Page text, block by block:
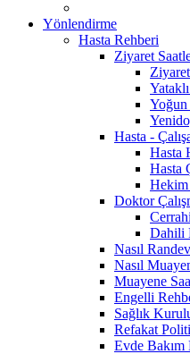
Yönlendirme
Hasta Rehberi
Ziyaret
Yoğun
Hasta -
Hasta
Hasta
Hekim
Doktor
Dahili
Nasıl
Nasıl
Muayene
Engelli
Sağlık
Refakat
Evde Bakım